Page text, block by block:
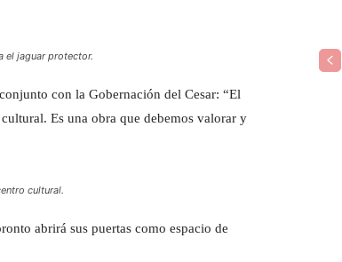
el jaguar protector.
con la Gobernación del Cesar: “El
Es una obra que debemos valorar y
cultural.
abrirá sus puertas como espacio de